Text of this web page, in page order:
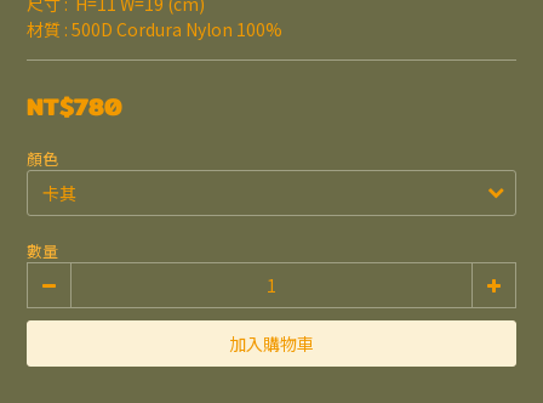
材質 : 500D Cordura Nylon 100%
NT$780
顏色
數量
加入購物車